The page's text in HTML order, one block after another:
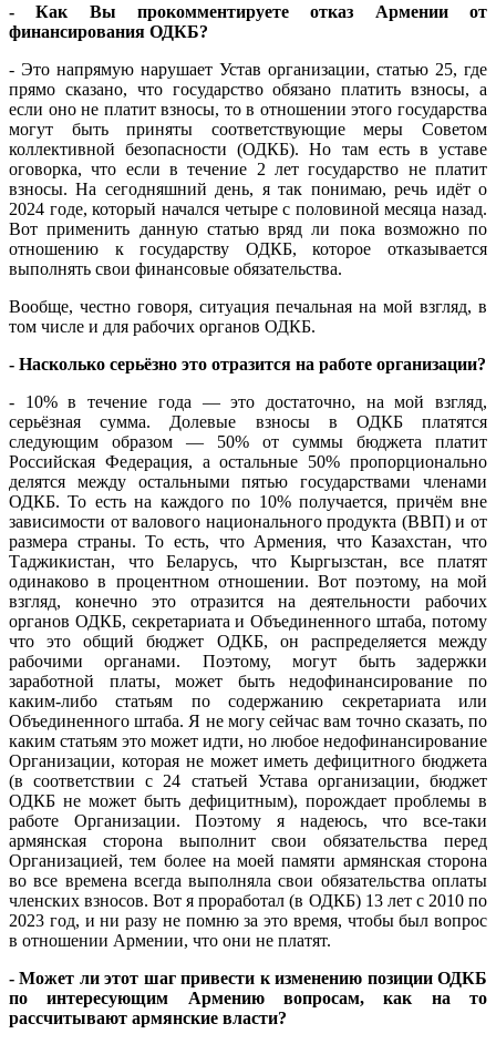
- Как Вы прокомментируете отказ Армении от
финансирования ОДКБ?
- Это напрямую нарушает Устав организации, статью 25, где
прямо сказано, что государство обязано платить взносы, а
если оно не платит взносы, то в отношении этого государства
могут быть приняты соответствующие меры Советом
коллективной безопасности (ОДКБ). Но там есть в уставе
оговорка, что если в течение 2 лет государство не платит
взносы. На сегодняшний день, я так понимаю, речь идёт о
2024 годе, который начался четыре с половиной месяца назад.
Вот применить данную статью вряд ли пока возможно по
отношению к государству ОДКБ, которое отказывается
выполнять свои финансовые обязательства.
Вообще, честно говоря, ситуация печальная на мой взгляд, в
том числе и для рабочих органов ОДКБ.
- Насколько серьёзно это отразится на работе организации?
- 10% в течение года — это достаточно, на мой взгляд,
серьёзная сумма. Долевые взносы в ОДКБ платятся
следующим образом — 50% от суммы бюджета платит
Российская Федерация, а остальные 50% пропорционально
делятся между остальными пятью государствами членами
ОДКБ. То есть на каждого по 10% получается, причём вне
зависимости от валового национального продукта (ВВП) и от
размера страны. То есть, что Армения, что Казахстан, что
Таджикистан, что Беларусь, что Кыргызстан, все платят
одинаково в процентном отношении. Вот поэтому, на мой
взгляд, конечно это отразится на деятельности рабочих
органов ОДКБ, секретариата и Объединенного штаба, потому
что это общий бюджет ОДКБ, он распределяется между
рабочими органами. Поэтому, могут быть задержки
заработной платы, может быть недофинансирование по
каким-либо статьям по содержанию секретариата или
Объединенного штаба. Я не могу сейчас вам точно сказать, по
каким статьям это может идти, но любое недофинансирование
Организации, которая не может иметь дефицитного бюджета
(в соответствии с 24 статьей Устава организации, бюджет
ОДКБ не может быть дефицитным), порождает проблемы в
работе Организации. Поэтому я надеюсь, что все-таки
армянская сторона выполнит свои обязательства перед
Организацией, тем более на моей памяти армянская сторона
во все времена всегда выполняла свои обязательства оплаты
членских взносов. Вот я проработал (в ОДКБ) 13 лет с 2010 по
2023 год, и ни разу не помню за это время, чтобы был вопрос
в отношении Армении, что они не платят.
- Может ли этот шаг привести к изменению позиции ОДКБ
по интересующим Армению вопросам, как на то
рассчитывают армянские власти?